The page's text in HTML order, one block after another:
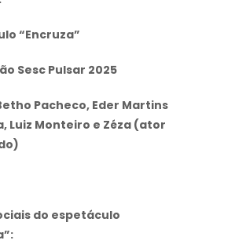
“Encruza”
Sesc Pulsar 2025
Pacheco, Eder Martins
Luiz Monteiro e Zéza (ator
do espetáculo